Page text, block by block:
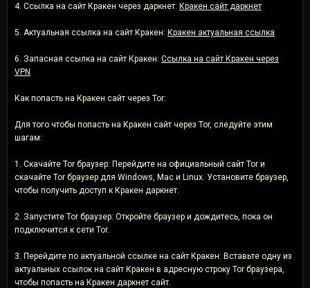
4. Ссылка на сайт Кракен через даркнет: Кракен сайт даркнет
5. Актуальная ссылка на сайт Кракен: Кракен актуальная ссылка
6. Запасная ссылка на сайт Кракен: Ссылка на сайт Кракен через
VPN
Как попасть на Кракен сайт через Tor:
Для того чтобы попасть на Кракен сайт через Tor, следуйте этим
шагам:
1. Скачайте Tor браузер: Перейдите на официальный сайт Tor и
скачайте Tor браузер для Windows, Mac и Linux. Установите браузер,
чтобы получить доступ к Кракен даркнет.
2. Запустите Tor браузер: Откройте браузер и дождитесь, пока он
подключится к сети Tor.
3. Перейдите по актуальной ссылке на сайт Кракен: Вставьте одну из
актуальных ссылок на сайт Кракен в адресную строку Tor браузера,
чтобы попасть на Кракен даркнет сайт.